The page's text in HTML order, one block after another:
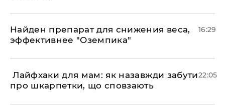
Найден препарат для снижения веса,
эффективнее "Оземпика"
16:29
​ Лайфхаки для мам: як назавжди забути
про шкарпетки, що сповзають
22:05